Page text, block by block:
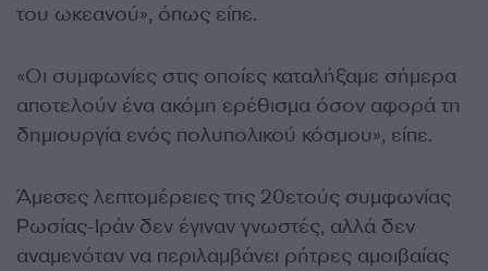
του ωκεανού», όπως είπε.
«Οι συμφωνίες στις οποίες καταλήξαμε σήμερα
αποτελούν ένα ακόμη ερέθισμα όσον αφορά τη
δημιουργία ενός πολυπολικού κόσμου», είπε.
Άμεσες λεπτομέρειες της 20ετούς συμφωνίας
Ρωσίας-Ιράν δεν έγιναν γνωστές, αλλά δεν
αναμενόταν να περιλαμβάνει ρήτρες αμοιβαίας